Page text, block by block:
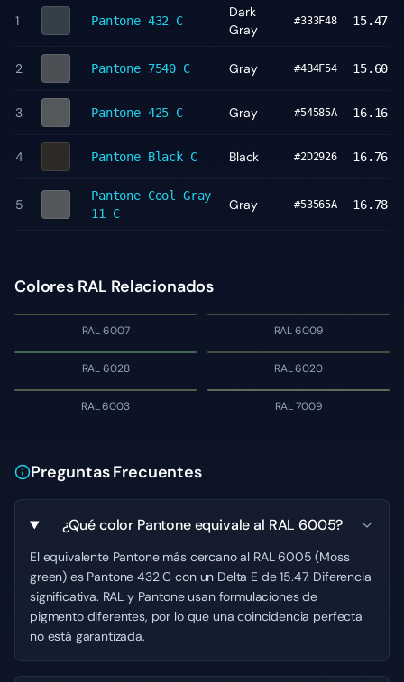
1 Pantone 432 C
Dark
Gray
#333F48 15.47
2 Pantone 7540 C Gray #4B4F54 15.60
3 Pantone 425 C Gray #54585A 16.16
4 Pantone Black C Black #2D2926 16.76
5
Pantone Cool Gray
11 C
Gray #53565A 16.78
Colores RAL Relacionados
RAL 6007 RAL 6009
RAL 6028 RAL 6020
RAL 6003 RAL 7009
Preguntas Frecuentes
¿Qué color Pantone equivale al RAL 6005?
El equivalente Pantone más cercano al RAL 6005 (Moss
green) es Pantone 432 C con un Delta E de 15.47. Diferencia
significativa. RAL y Pantone usan formulaciones de
pigmento diferentes, por lo que una coincidencia perfecta
no está garantizada.